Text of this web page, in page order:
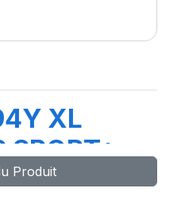
XL
SPORT+
Produit